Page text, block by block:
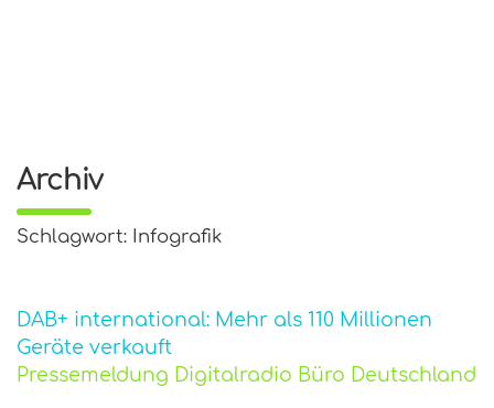
Archiv
Schlagwort: Infografik
DAB+ international: Mehr als 110 Millionen
Geräte verkauft
Pressemeldung Digitalradio Büro Deutschland